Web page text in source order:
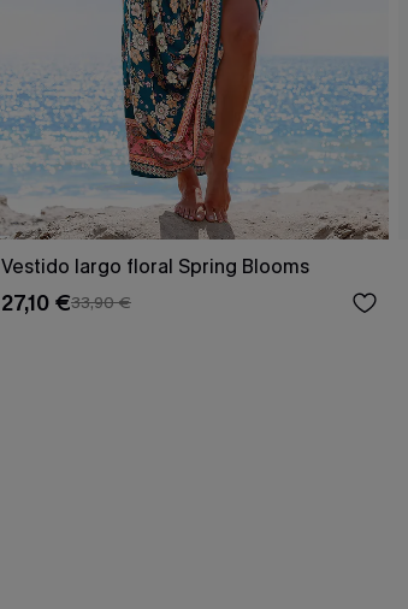
Vestido largo floral Spring Blooms
27,10 €33,90 €